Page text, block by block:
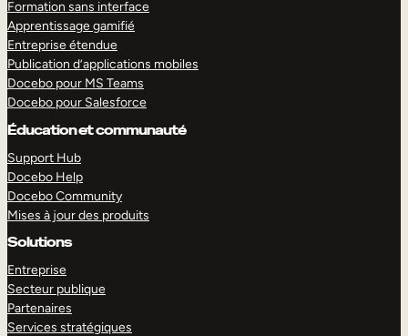
Formation sans interface
Apprentissage gamifié
Entreprise étendue
Publication d’applications mobiles
Docebo pour MS Teams
Docebo pour Salesforce
Éducation et communauté
Support Hub
Docebo Help
Docebo Community
Mises à jour des produits
Solutions
Entreprise
Secteur publique
Partenaires
Services stratégiques